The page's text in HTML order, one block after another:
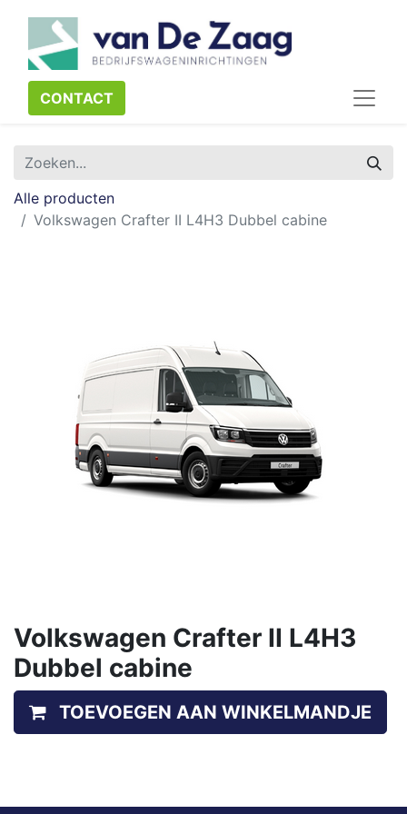
CONTACT​​​​
Alle producten
Volkswagen Crafter II L4H3 Dubbel cabine
Volkswagen Crafter II L4H3
Dubbel cabine
TOEVOEGEN AAN WINKELMANDJE